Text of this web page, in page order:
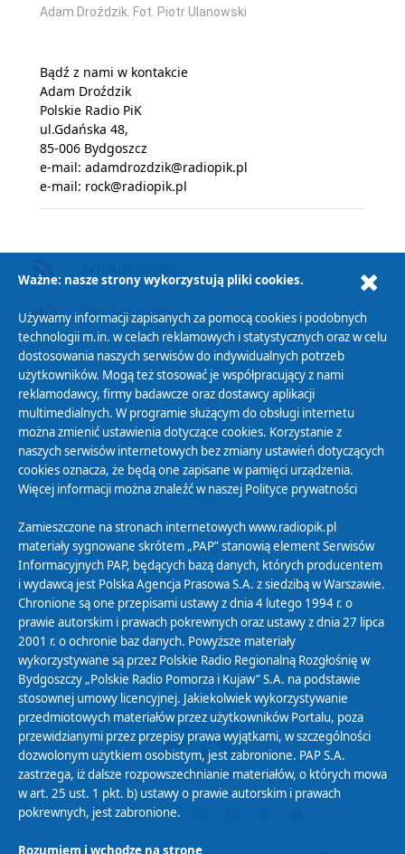
Adam Droździk. Fot. Piotr Ulanowski
Bądź z nami w kontakcie
Adam Droździk
Polskie Radio PiK
ul.Gdańska 48,
85-006 Bydgoszcz
e-mail: adamdrozdzik@radiopik.pl
e-mail: rock@radiopik.pl
PODCAST AUDIO
Polityka Prywatności
Zasady korzystania z Serwisu
Organizacje Pożytku Publicznego
Cyfryzacja DAB+
Polityka ochrony danych osobowych
Abonament
Zamówienia publiczne
Biuletyn Informacji Publicznej
Ważne: nasze strony wykorzystują pliki cookies.
Używamy informacji zapisanych za pomocą cookies i podobnych
technologii m.in. w celach reklamowych i statystycznych oraz w celu
dostosowania naszych serwisów do indywidualnych potrzeb
użytkowników. Mogą też stosować je współpracujący z nami
reklamodawcy, firmy badawcze oraz dostawcy aplikacji
multimedialnych. W programie służącym do obsługi internetu
można zmienić ustawienia dotyczące cookies. Korzystanie z
naszych serwisów internetowych bez zmiany ustawień dotyczących
cookies oznacza, że będą one zapisane w pamięci urządzenia.
Więcej informacji można znaleźć w naszej Polityce prywatności
Zamieszczone na stronach internetowych www.radiopik.pl
materiały sygnowane skrótem „PAP” stanowią element Serwisów
Informacyjnych PAP, będących bazą danych, których producentem
i wydawcą jest Polska Agencja Prasowa S.A. z siedzibą w Warszawie.
Chronione są one przepisami ustawy z dnia 4 lutego 1994 r. o
prawie autorskim i prawach pokrewnych oraz ustawy z dnia 27 lipca
2001 r. o ochronie baz danych. Powyższe materiały
wykorzystywane są przez Polskie Radio Regionalną Rozgłośnię w
Bydgoszczy „Polskie Radio Pomorza i Kujaw” S.A. na podstawie
stosownej umowy licencyjnej. Jakiekolwiek wykorzystywanie
przedmiotowych materiałów przez użytkowników Portalu, poza
przewidzianymi przez przepisy prawa wyjątkami, w szczególności
dozwolonym użytkiem osobistym, jest zabronione. PAP S.A.
zastrzega, iż dalsze rozpowszechnianie materiałów, o których mowa
w art. 25 ust. 1 pkt. b) ustawy o prawie autorskim i prawach
pokrewnych, jest zabronione.
Rozumiem i wchodzę na stronę